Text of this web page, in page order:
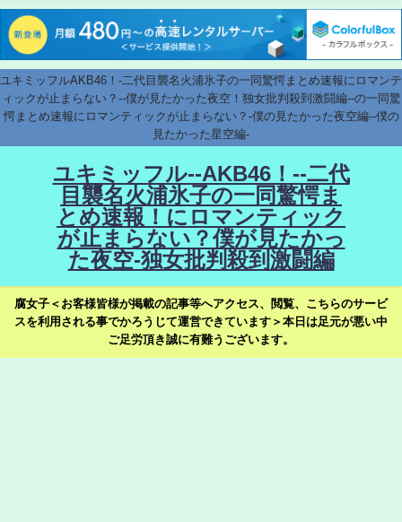
ユキミッフルAKB46！-二代目襲名火浦氷子の一同驚愕まとめ速報にロマンテ
ィックが止まらない？--僕が見たかった夜空！独女批判殺到激闘編--の一同驚
愕まとめ速報にロマンティックが止まらない？-僕の見たかった夜空編--僕の
見たかった星空編-
ユキミッフル--AKB46！--二代
目襲名火浦氷子の一同驚愕ま
とめ速報！にロマンティック
が止まらない？僕が見たかっ
た夜空-独女批判殺到激闘編
腐女子＜お客様皆様が掲載の記事等へアクセス、閲覧、こちらのサービ
スを利用される事でかろうじて運営できています＞本日は足元が悪い中
ご足労頂き誠に有難うございます。